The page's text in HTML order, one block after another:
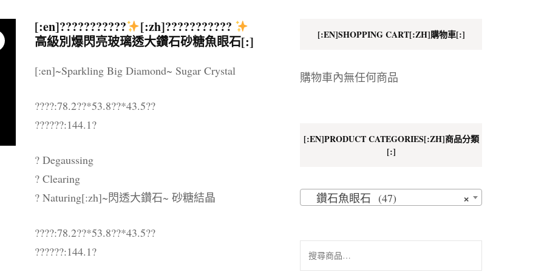
忘記密碼
購物條款與細則
私隱政策
[:en]???????????
[:zh]???????????
高級別爆閃亮玻璃透大鑽石砂糖魚眼石[:]
[:en]~Sparkling Big Diamond~ Sugar Crystal
????:78.2??*53.8??*43.5??
??????:144.1?
? Degaussing
? Clearing
? Naturing[:zh]~閃透大鑽石~ 砂糖結晶
????:78.2??*53.8??*43.5??
??????:144.1?
[:EN]SHOPPING CART[:ZH]購物車[:]
購物車內無任何商品
[:EN]PRODUCT CATEGORIES[:ZH]商品分類
[:]
×
鑽石魚眼石 (47)
搜
尋